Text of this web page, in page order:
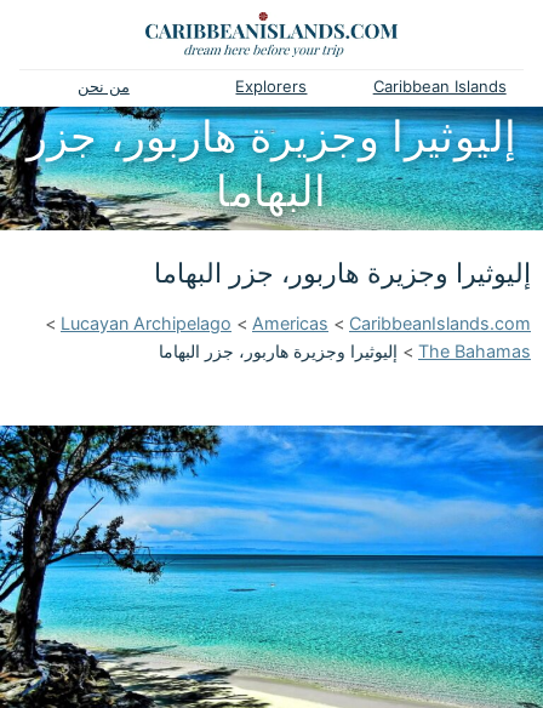
Caribbean Islands
Explorers من نحن
إليوثيرا وجزيرة هاربور، جزر
البهاما
إليوثيرا وجزيرة هاربور، جزر البهاما
CaribbeanIslands.com
>
Americas
>
Lucayan Archipelago
>
The Bahamas
> إليوثيرا وجزيرة هاربور، جزر البهاما